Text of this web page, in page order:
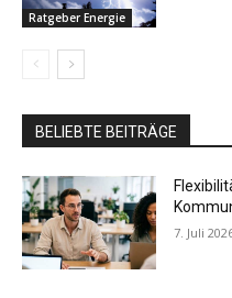
Ratgeber Energie
BELIEBTE BEITRÄGE
7. Juli